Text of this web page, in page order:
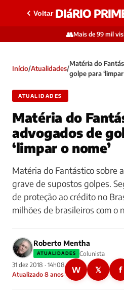
Voltar DIáRIO
👥Mais de 99 mil
Início/Atualidades/
Matéria do
golpe para ‘limpar
ATUALIDADES
Matéria do
advogados de
‘limpar o nome’
Matéria do Fantástico sobre
grave de supostos golpes.
de proteção ao crédito no
milhões de brasileiros com o
Roberto Mentha
ATUALIDADES
Colunista
31 dez 2018 · 14h08
Atualizado 8 anos
W 𝕏 f